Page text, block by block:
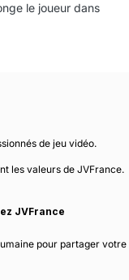
le joueur dans
de jeu vidéo.
les valeurs de JVFrance.
JVFrance
pour partager votre